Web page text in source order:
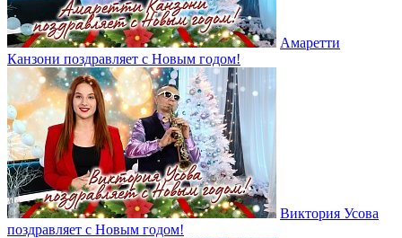
Амаретти
Канзони поздравляет с Новым годом!
Виктория Усова
поздравляет с Новым годом!